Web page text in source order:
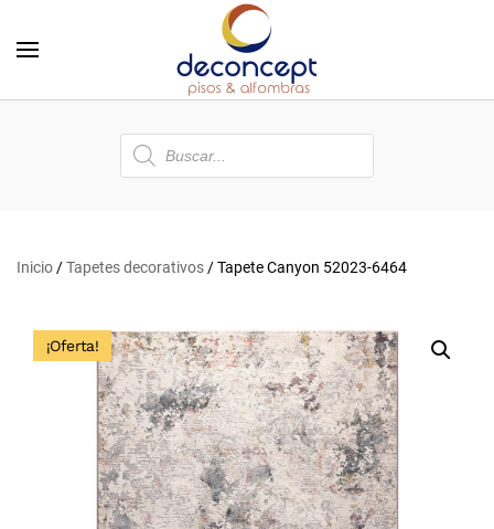
Skip to main content
Búsqueda
de
productos
Inicio /Tapetes decorativos / Tapete Canyon 52023-6464
¡Oferta!